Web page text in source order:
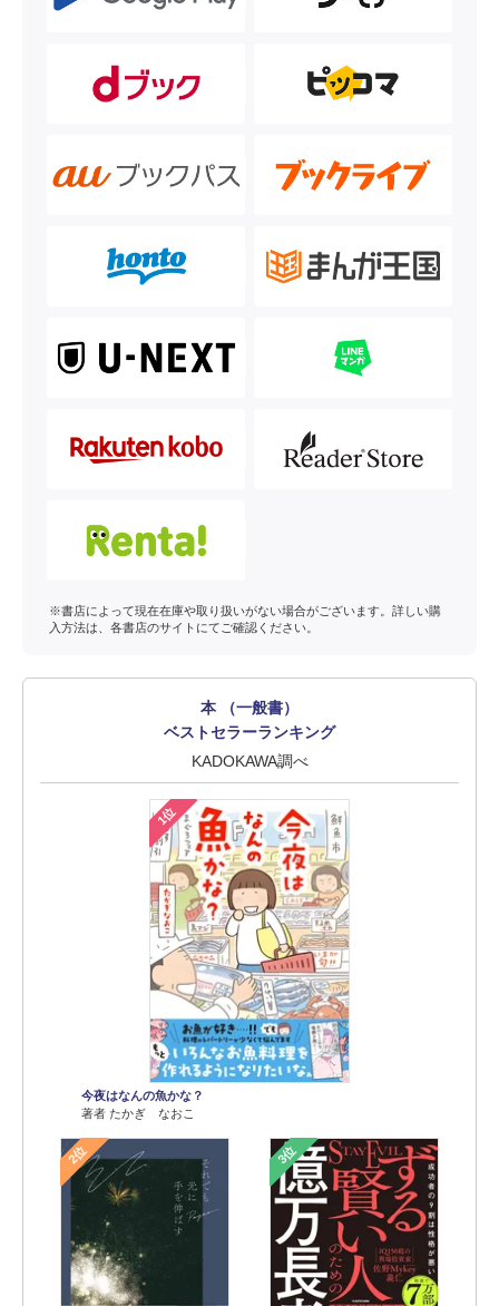
※書店によって現在在庫や取り扱いがない場合がございます。詳しい購
入方法は、各書店のサイトにてご確認ください。
本 （一般書）
ベストセラーランキング
KADOKAWA調べ
1位
今夜はなんの魚かな？
著者 たかぎ なおこ
2位 3位